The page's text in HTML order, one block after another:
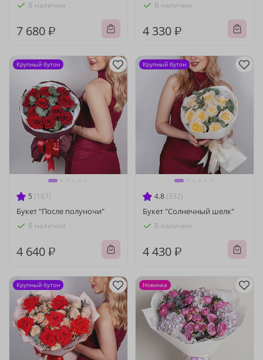
В наличии
7 680 ₽
В наличии
4 330 ₽
5 (167)
Букет "После полуночи"
В наличии
4 640 ₽
Крупный бутон
4.8 (332)
Букет "Солнечный шелк"
В наличии
4 430 ₽
Крупный бутон
Крупный бутон Новинка